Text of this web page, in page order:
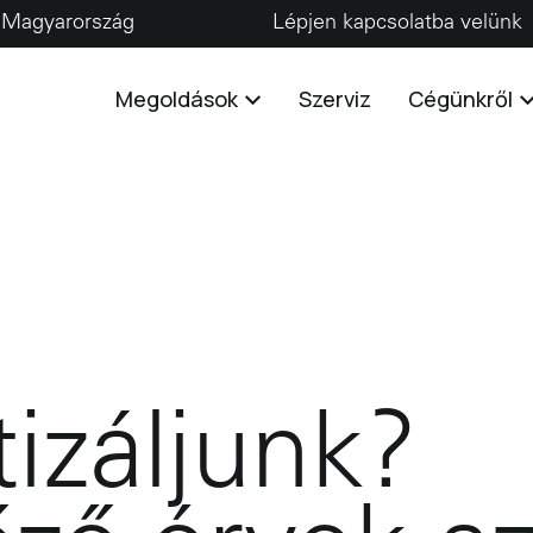
Magyarország Lépjen kapcsolatba velünk
Megoldások Szerviz Cégünkről